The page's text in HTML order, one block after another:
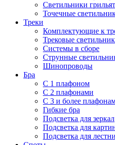
Светильники
Точечные
Треки
Комплектующие к
Трековые
Системы в сборе
Струнные
Шинопроводы
Бра
С 1 плафоном
С 2 плафонами
С 3 и более
Гибкие бра
Подсветка для зеркал
Подсветка для
Подсветка для